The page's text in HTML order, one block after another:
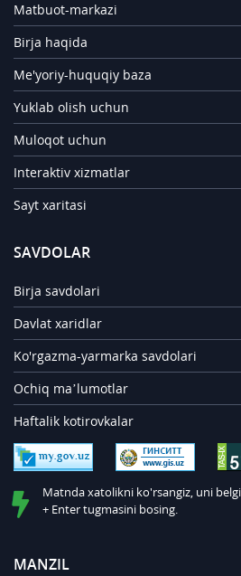
Matbuot-markazi
Birja haqida
Me'yoriy-huquqiy baza
Yuklab olish uchun
Muloqot uchun
Interaktiv xizmatlar
Sayt xaritasi
SAVDOLAR
Birja savdolari
Davlat xaridlar
Ko'rgazma-yarmarka savdolari
Ochiq ma’lumotlar
Haftalik kotirovkalar
Matnda xatolikni ko'rsangiz, uni
+ Enter tugmasini bosing.
MANZIL